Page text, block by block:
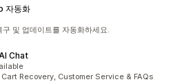
자동화
및 업데이트를 자동화하세요.
Chat
Recovery, Customer Service & FAQs